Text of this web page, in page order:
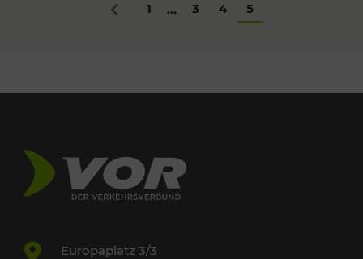
Zurück
1 ... 3 4 5
Europaplatz 3/3